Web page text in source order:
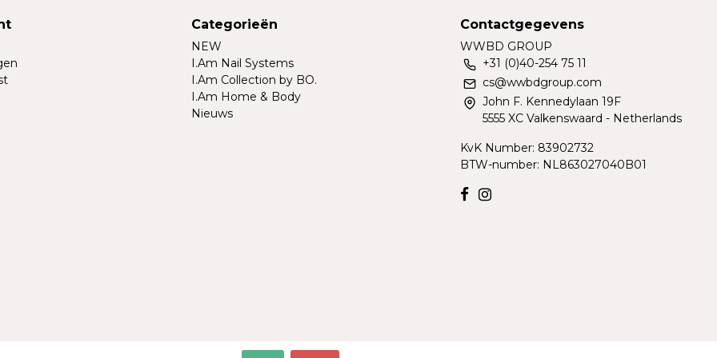
Categorieën
NEW
I.Am Nail Systems
I.Am Collection by BO.
I.Am Home & Body
Nieuws
Contactgegevens
WWBD GROUP
+31 (0)40-254 75 11
cs@wwbdgroup.com
John F. Kennedylaan 19F
5555 XC Valkenswaard - Netherlands
KvK Number: 83902732
BTW-number: NL863027040B01